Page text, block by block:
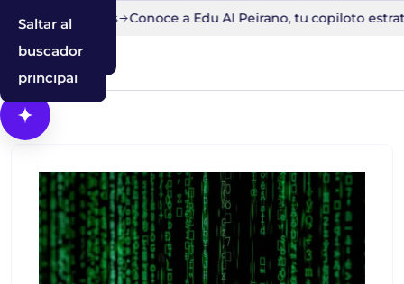
Saltar al
contenido
principal
Saltar a la
navegación
Saltar al
buscador
en 30 minutos Conoce a Edu AI Peirano, tu copiloto
Abrir Cosmos, el asistente con IA